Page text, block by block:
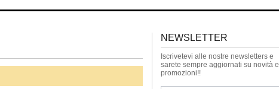
NEWSLETTER
Iscrivetevi alle nostre newsletters e
sarete sempre aggiornati su novità e
promozioni!!